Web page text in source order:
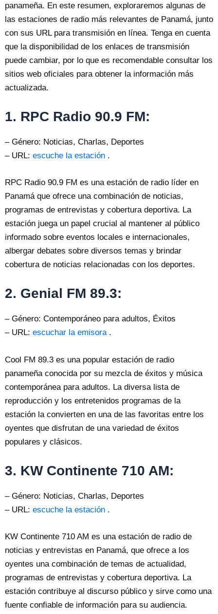
panameña. En este resumen, exploraremos algunas de
las estaciones de radio más relevantes de Panamá, junto
con sus URL para transmisión en línea. Tenga en cuenta
que la disponibilidad de los enlaces de transmisión
puede cambiar, por lo que es recomendable consultar los
sitios web oficiales para obtener la información más
actualizada.
1. RPC Radio 90.9 FM:
– Género: Noticias, Charlas, Deportes
– URL: escuche la estación .
RPC Radio 90.9 FM es una estación de radio líder en
Panamá que ofrece una combinación de noticias,
programas de entrevistas y cobertura deportiva. La
estación juega un papel crucial al mantener al público
informado sobre eventos locales e internacionales,
albergar debates sobre diversos temas y brindar
cobertura de noticias relacionadas con los deportes.
2. Genial FM 89.3:
– Género: Contemporáneo para adultos, Éxitos
– URL: escuchar la emisora.
Cool FM 89.3 es una popular estación de radio
panameña conocida por su mezcla de éxitos y música
contemporánea para adultos. La diversa lista de
reproducción y los entretenidos programas de la
estación la convierten en una de las favoritas entre los
oyentes que disfrutan de una variedad de éxitos
populares y clásicos.
3. KW Continente 710 AM:
– Género: Noticias, Charlas, Deportes
– URL: escuche la estación .
KW Continente 710 AM es una estación de radio de
noticias y entrevistas en Panamá, que ofrece a los
oyentes una combinación de temas de actualidad,
programas de entrevistas y cobertura deportiva. La
estación contribuye al discurso público y sirve como una
fuente confiable de información para su audiencia.